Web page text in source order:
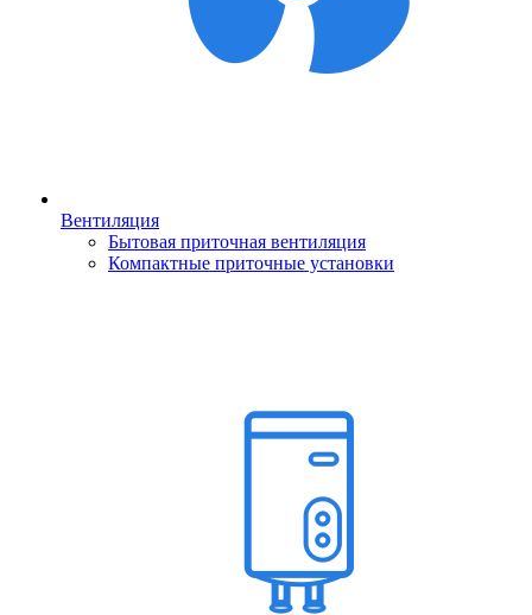
Вентиляция
Бытовая приточная вентиляция
Компактные приточные установки